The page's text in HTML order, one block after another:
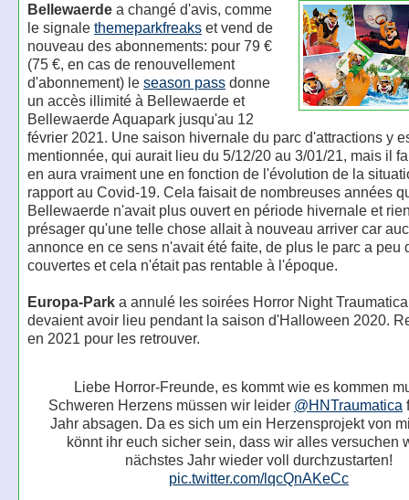
Bellewaerdea changé d'avis, comme
le signale themeparkfreakset vend de
nouveau des abonnements: pour 79 €
(75 €, en cas de renouvellement
d'abonnement) le season passdonne
un accès illimité à Bellewaerde et
Bellewaerde Aquapark jusqu'au 12
février 2021. Une saison hivernale du parc d'attractions y
mentionnée, qui aurait lieu du 5/12/20 au 3/01/21, mais il
en aura vraiment une en fonction de l'évolution de la
rapport au Covid-19. Cela faisait de nombreuses années
Bellewaerde n'avait plus ouvert en période hivernale et
présager qu'une telle chose allait à nouveau arriver car
annonce en ce sens n'avait été faite, de plus le parc a peu
couvertes et cela n'était pas rentable à l'époque.
Europa-Parka annulé les soirées Horror Night
devaient avoir lieu pendant la saison d'Halloween 2020.
en 2021 pour les retrouver.
Liebe Horror-Freunde, es kommt wie es kommen
Schweren Herzens müssen wir leider @HNTraumatica
Jahr absagen. Da es sich um ein Herzensprojekt von
könnt ihr euch sicher sein, dass wir alles versuchen
nächstes Jahr wieder voll durchzustarten!
pic.twitter.com/lqcQnAKeCc